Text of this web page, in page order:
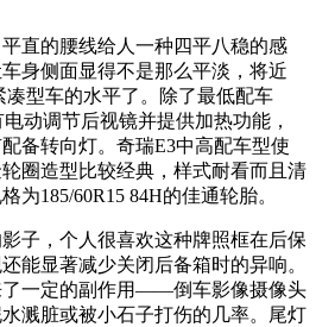
直的腰线给人一种四平八稳的感
身侧面显得不是那么平淡，将近
凑型车的水平了。除了最低配车
动调节后视镜并提供加热功能，
备转向灯。奇瑞E3中高配车型使
圈造型比较经典，样式耐看而且清
为185/60R15 84H的佳通轮胎。
子，个人很喜欢这种牌照框在后保
能显著减少关闭后备箱时的异响。
了一定的副作用——倒车影像摄像头
溅脏或被小石子打伤的几率。尾灯